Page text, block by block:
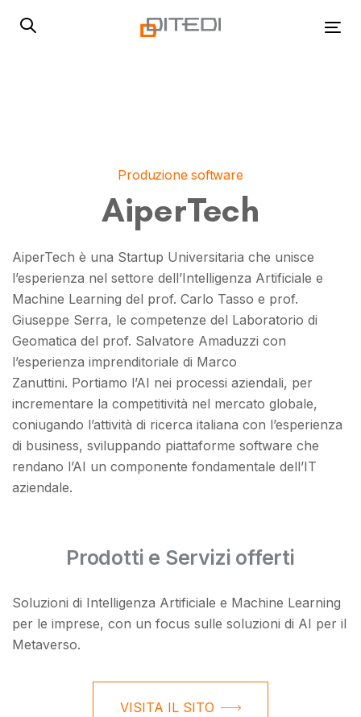
links
Produzione software
AiperTech
AiperTech è una Startup Universitaria che unisce
l’esperienza nel settore dell’Intelligenza Artificiale e
Machine Learning del prof. Carlo Tasso e prof.
Giuseppe Serra, le competenze del Laboratorio di
Geomatica del prof. Salvatore Amaduzzi con
l’esperienza imprenditoriale di Marco
Zanuttini. Portiamo l’AI nei processi aziendali, per
incrementare la competitività nel mercato globale,
coniugando l’attività di ricerca italiana con l’esperienza
di business, sviluppando piattaforme software che
rendano l’AI un componente fondamentale dell’IT
aziendale.
Prodotti e Servizi offerti
Soluzioni di Intelligenza Artificiale e Machine Learning
per le imprese, con un focus sulle soluzioni di AI per il
Metaverso.
VISITA IL SITO